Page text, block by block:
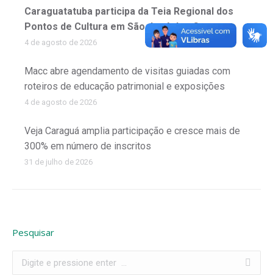
Caraguatatuba participa da Teia Regional dos
Pontos de Cultura em São José dos Campos
4 de agosto de 2026
Macc abre agendamento de visitas guiadas com
roteiros de educação patrimonial e exposições
4 de agosto de 2026
Veja Caraguá amplia participação e cresce mais de
300% em número de inscritos
31 de julho de 2026
Pesquisar